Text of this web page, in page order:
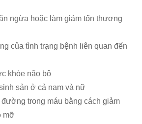
ngừa hoặc làm giảm tổn thương
của tình trạng bệnh liên quan đến
khỏe não bộ
sản ở cả nam và nữ
trong máu bằng cách giảm
mỡ